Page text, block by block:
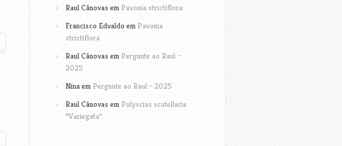
Raul Cânovas em Pavonia strictiflora
Francisco Edvaldo em Pavonia
strictiflora
Raul Cânovas em Pergunte ao Raul –
2025
Ninaem Pergunte ao Raul – 2025
Raul Cânovas em Polyscias scutellaria
“Variegata”